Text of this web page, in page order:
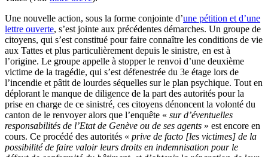
Une nouvelle action, sous la forme conjointe d’une pétition et d’une
lettre ouverte, s’est jointe aux précédentes démarches. Un groupe de
citoyens, qui s’est constitué pour faire connaître les conditions de vie
aux Tattes et plus particulièrement depuis le sinistre, en est à
l’origine. Le groupe appelle à stopper le renvoi d’une deuxième
victime de la tragédie, qui s’est défenestrée du 3e étage lors de
l’incendie et pâtit de lourdes séquelles sur le plan psychique. Tout en
déplorant le manque de diligence de la part des autorités pour la
prise en charge de ce sinistré, ces citoyens dénoncent la volonté du
canton de le renvoyer alors que l’enquête « sur d’éventuelles
responsabilités de l’Etat de Genève ou de ses agents » est encore en
cours. Ce procédé des autorités « prive de facto [les victimes] de la
possibilité de faire valoir leurs droits en indemnisation pour le